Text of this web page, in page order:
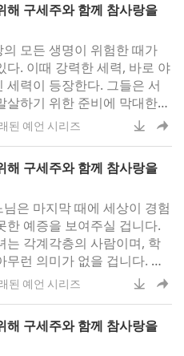
을 위해 싸우는 과정에서 미
자인 조안나 메이시 박사는‍
전
해 구세주와 함께 참사랑을
의 모든 생명이 위험한 때가
다. 이때 강력한 세력, 바로 야
세력이 등장한다. 그들은 서
살하기 위한 준비에 막대한
비하면서도, 많은 공통점이
든 존재의 미래가 한낱 실오
국이 나타난다』6월은 티베
된 예언 시리즈
해 구세주와 함께 참사랑을
님은 마지막 때에 세상이 경험
한 예증을 보여주실 겁니다.
는 각계각층의 사람이며, 학
무런 의미가 없을 겁니다. 저
꾼들이 지구 곳곳을 누비는
니다. 「잘난 나」도, 「보잘
된 예언 시리즈
해 구세주와 함께 참사랑을